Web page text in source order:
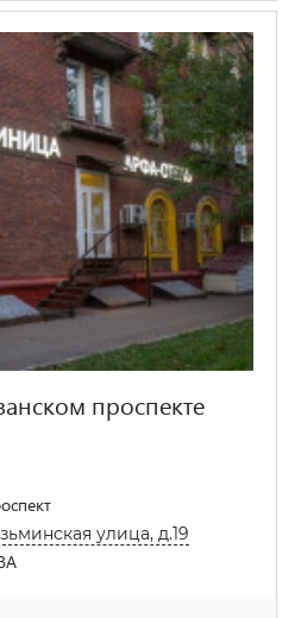
проспекте
улица, д.19